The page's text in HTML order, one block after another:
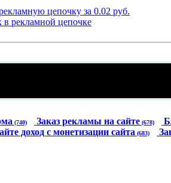
(740) Заказ рекламы на сайте (678)
доход с монетизации сайта (683)